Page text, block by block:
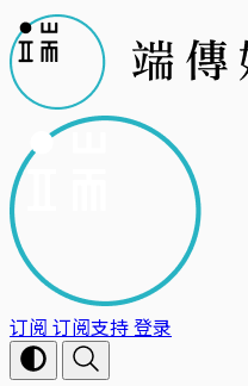
订阅 订阅支持登录